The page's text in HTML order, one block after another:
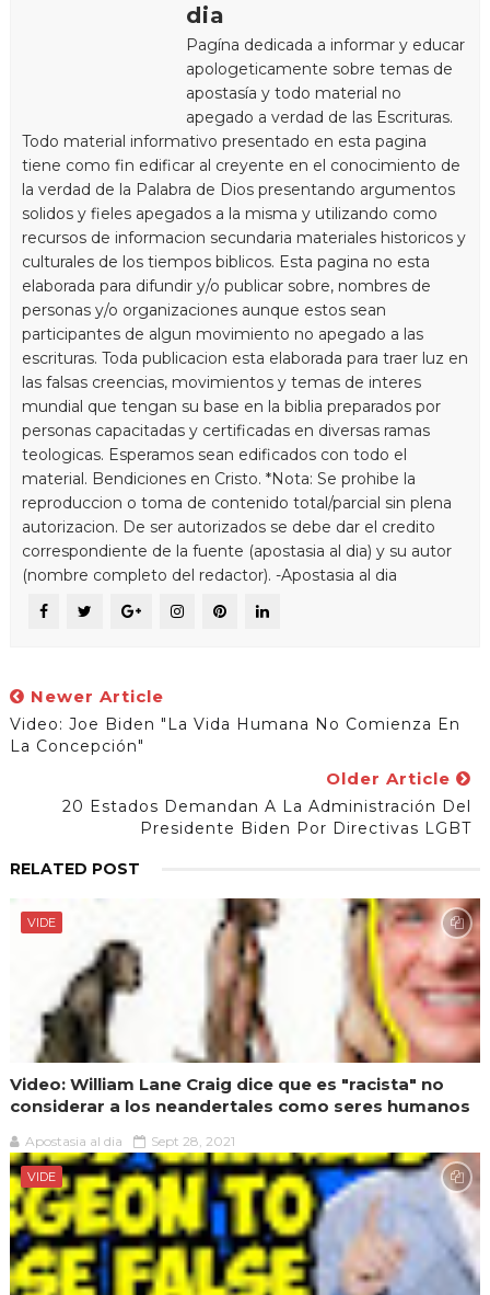
dia
Pagína dedicada a informar y educar
apologeticamente sobre temas de
apostasía y todo material no
apegado a verdad de las Escrituras.
Todo material informativo presentado en esta pagina
tiene como fin edificar al creyente en el conocimiento de
la verdad de la Palabra de Dios presentando argumentos
solidos y fieles apegados a la misma y utilizando como
recursos de informacion secundaria materiales historicos y
culturales de los tiempos biblicos. Esta pagina no esta
elaborada para difundir y/o publicar sobre, nombres de
personas y/o organizaciones aunque estos sean
participantes de algun movimiento no apegado a las
escrituras. Toda publicacion esta elaborada para traer luz en
las falsas creencias, movimientos y temas de interes
mundial que tengan su base en la biblia preparados por
personas capacitadas y certificadas en diversas ramas
teologicas. Esperamos sean edificados con todo el
material. Bendiciones en Cristo. *Nota: Se prohibe la
reproduccion o toma de contenido total/parcial sin plena
autorizacion. De ser autorizados se debe dar el credito
correspondiente de la fuente (apostasia al dia) y su autor
(nombre completo del redactor). -Apostasia al dia
Newer Article
Video: Joe Biden "la Vida Humana No Comienza En
La Concepción"
Older Article
20 Estados Demandan A La Administración Del
Presidente Biden Por Directivas LGBT
RELATED POST
VIDE
Video: William Lane Craig dice que es "racista" no
considerar a los neandertales como seres humanos
Apostasia al dia Sept 28, 2021
VIDE